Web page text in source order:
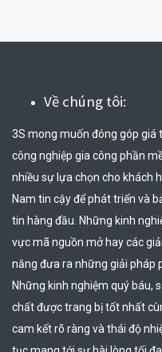
Về chúng tôi:
3S mong muốn đóng góp giá
công nghiệp gia công phần
nhiều sự lựa chọn cho khách
Nam tin cậy để phát triển và
tin hàng đầu. Những kinh
vực mã nguồn mở hay các
năng đưa ra những giải pháp
Những kinh nghiệm quý báu,
chất được trang bị tốt nhất
cam kết rõ ràng và thái độ